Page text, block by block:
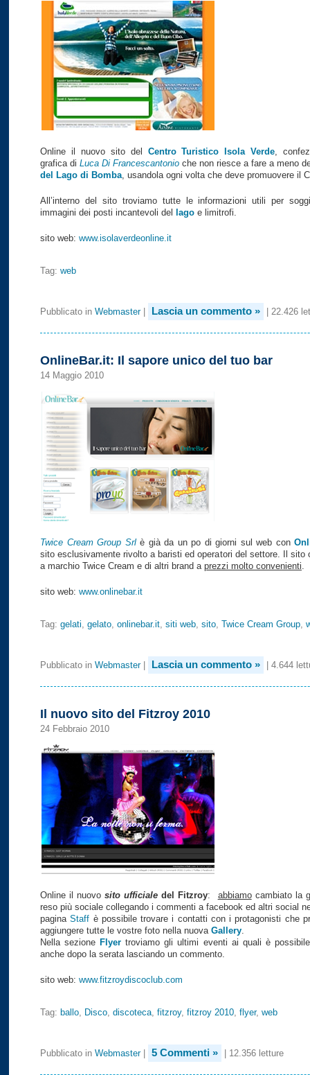
Online il nuovo sito del Centro Turistico Isola Verde,
grafica di Luca Di Francescantonio che non riesce a fare a meno
del Lago di Bomba, usandola ogni volta che deve promuovere il
All’interno del sito troviamo tutte le informazioni utili per
immagini dei posti incantevoli del
lago e limitrofi.
sito web: www.isolaverdeonline.it
Tag: web
Pubblicato in Webmaster| Lascia un commento » | 22.426
OnlineBar.it: Il sapore unico del tuo bar
14 Maggio 2010
Twice Cream Group Srlè già da un po di giorni sul web con
sito esclusivamente rivolto a baristi ed operatori del settore. Il sito
a marchio Twice Cream e di altri brand a prezzi molto convenienti
sito web: www.onlinebar.it
Tag: gelati gelato onlinebar.it siti web sito Twice Cream Group
Pubblicato in Webmaster| Lascia un commento » | 4.644
Il nuovo sito del Fitzroy 2010
24 Febbraio 2010
Online il nuovosito ufficiale del Fitzroy: abbiamocambiato la
reso più sociale collegando i commenti a facebook ed altri social
paginaStaff è possibile trovare i contatti con i protagonisti che
aggiungere tutte le vostre foto nella nuova Gallery.
Nella sezione Flyer troviamo gli ultimi eventi ai quali è
anche dopo la serata lasciando un commento.
sito web: www.fitzroydiscoclub.com
Tag: ballo, Disco, discoteca, fitzroy, fitzroy 2010, flyer, web
Pubblicato in Webmaster| 5 Commenti » | 12.356 letture